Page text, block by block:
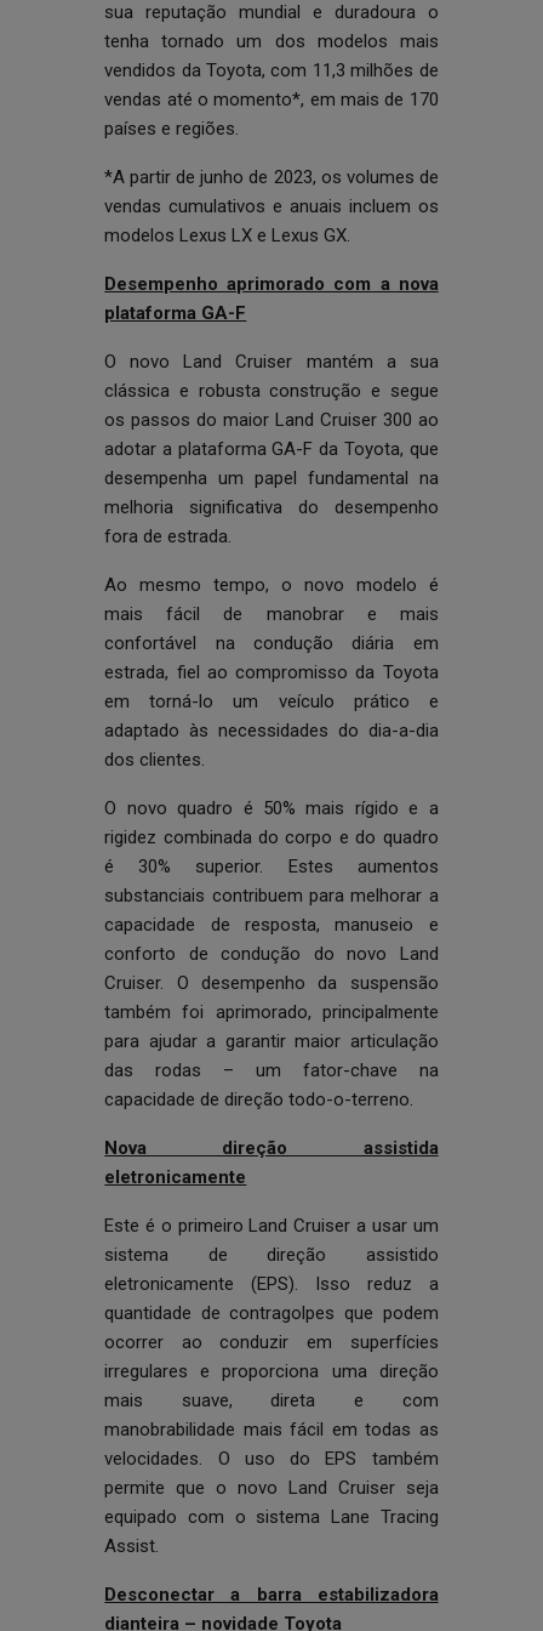
sua reputação mundial e duradoura o
tenha tornado um dos modelos mais
vendidos da Toyota, com 11,3 milhões de
vendas até o momento*, em mais de 170
países e regiões.
*A partir de junho de 2023, os volumes de
vendas cumulativos e anuais incluem os
modelos Lexus LX e Lexus GX.
Desempenho aprimorado com a nova
plataforma GA-F
O novo Land Cruiser mantém a sua
clássica e robusta construção e segue
os passos do maior Land Cruiser 300 ao
adotar a plataforma GA-F da Toyota, que
desempenha um papel fundamental na
melhoria significativa do desempenho
fora de estrada.
Ao mesmo tempo, o novo modelo é
mais fácil de manobrar e mais
confortável na condução diária em
estrada, fiel ao compromisso da Toyota
em torná-lo um veículo prático e
adaptado às necessidades do dia-a-dia
dos clientes.
O novo quadro é 50% mais rígido e a
rigidez combinada do corpo e do quadro
é 30% superior. Estes aumentos
substanciais contribuem para melhorar a
capacidade de resposta, manuseio e
conforto de condução do novo Land
Cruiser. O desempenho da suspensão
também foi aprimorado, principalmente
para ajudar a garantir maior articulação
das rodas – um fator-chave na
capacidade de direção todo-o-terreno.
Nova direção assistida
eletronicamente
Este é o primeiro Land Cruiser a usar um
sistema de direção assistido
eletronicamente (EPS). Isso reduz a
quantidade de contragolpes que podem
ocorrer ao conduzir em superfícies
irregulares e proporciona uma direção
mais suave, direta e com
manobrabilidade mais fácil em todas as
velocidades. O uso do EPS também
permite que o novo Land Cruiser seja
equipado com o sistema Lane Tracing
Assist.
Desconectar a barra estabilizadora
dianteira – novidade Toyota